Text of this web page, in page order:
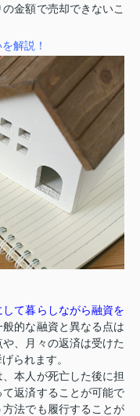
金額で売却できないこ
解説！
して暮らしながら融資を
般的な融資と異なる点は
、月々の返済は受けた
られます。
本人が死亡した後に担
返済することが可能で
法でも履行することが